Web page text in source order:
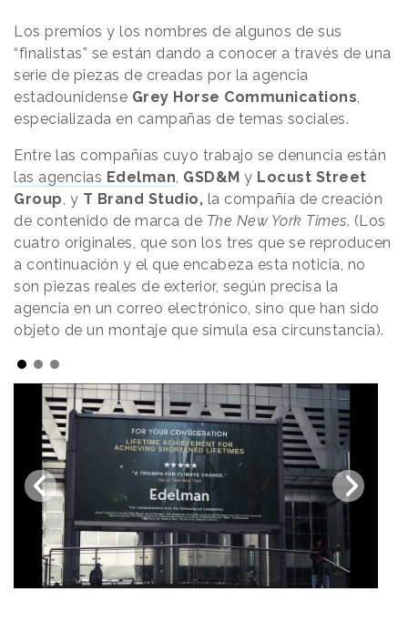
Los premios y los nombres de algunos de sus
“finalistas” se están dando a conocer a través de una
serie de piezas de creadas por la agencia
estadounidense Grey Horse Communications,
especializada en campañas de temas sociales.
Entre las compañías cuyo trabajo se denuncia están
las agencias Edelman, GSD&M y Locust Street
Group, y T Brand Studio, la compañía de creación
de contenido de marca de The New York Times. (Los
cuatro originales, que son los tres que se reproducen
a continuación y el que encabeza esta noticia, no
son piezas reales de exterior, según precisa la
agencia en un correo electrónico, sino que han sido
objeto de un montaje que simula esa circunstancia).